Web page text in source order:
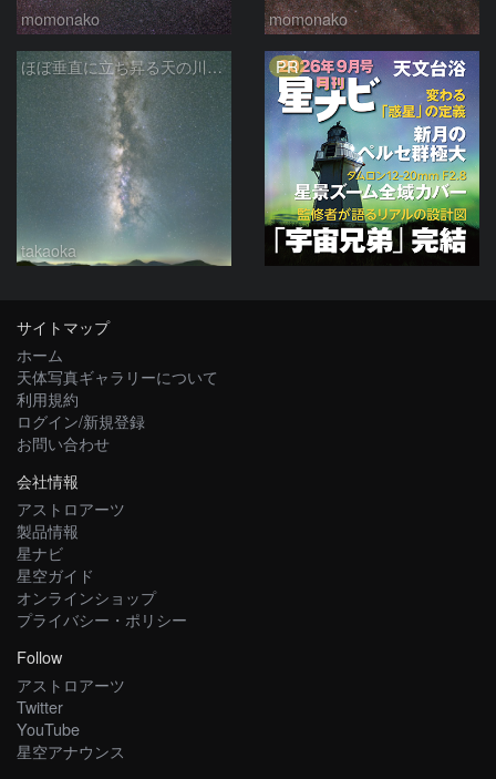
momonako momonako
ほぼ垂直に立ち昇る天の川銀河
takaoka
PR
サイトマップ
ホーム
天体写真ギャラリーについて
利用規約
ログイン/新規登録
お問い合わせ
会社情報
アストロアーツ
製品情報
星ナビ
星空ガイド
オンラインショップ
プライバシー・ポリシー
Follow
アストロアーツ
Twitter
YouTube
星空アナウンス